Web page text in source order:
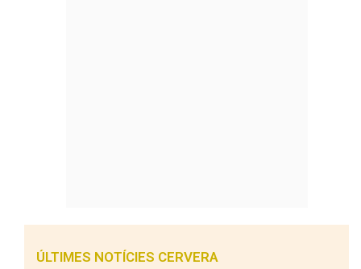
ÚLTIMES NOTÍCIES CERVERA